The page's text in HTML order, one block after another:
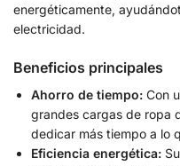
energéticamente,
electricidad.
Beneficios principales
Ahorro de tiempo: Con
grandes cargas de ropa
dedicar más tiempo a lo
Eficiencia energética: